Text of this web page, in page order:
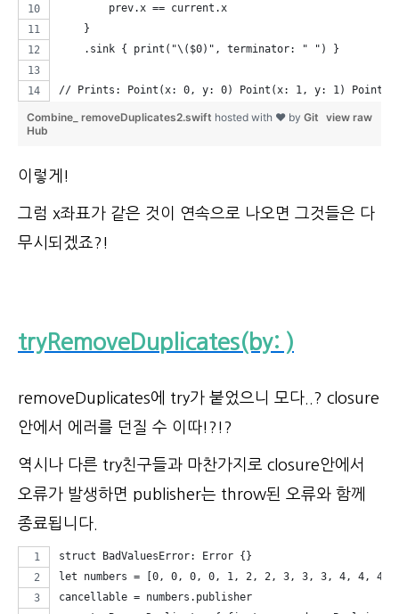
        prev.x == current.x
    }
    .sink { print("\($0)", terminator: " ") }
// Prints: Point(x: 0, y: 0) Point(x: 1, y: 1)
view raw
Combine_ removeDuplicates2.swift hosted with ❤ by Git
Hub
이렇게!
그럼 x좌표가 같은 것이 연속으로 나오면 그것들은 다
무시되겠죠?!
tryRemoveDuplicates(by: )
removeDuplicates에 try가 붙었으니 모다..? closure
안에서 에러를 던질 수 이따!?!?
역시나 다른 try친구들과 마찬가지로 closure안에서
오류가 발생하면 publisher는 throw된 오류와 함께
종료됩니다.
struct BadValuesError: Error {}
let numbers = [0, 0, 0, 0, 1, 2, 2, 3, 3, 3, 4, 4, 4,
cancellable = numbers.publisher